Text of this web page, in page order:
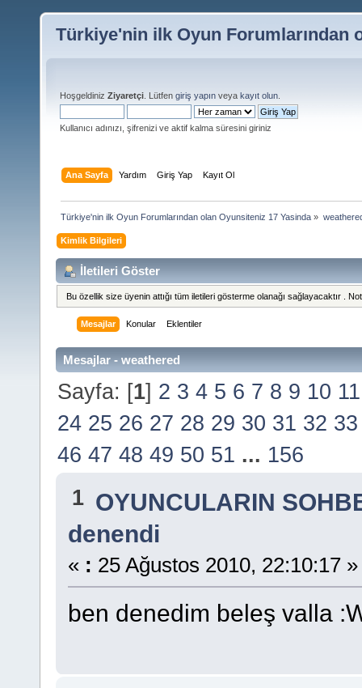
Türkiye'nin ilk Oyun Forumlarından
Hoşgeldiniz Ziyaretçi . Lütfen giriş yapın veya kayıt olun
Kullanıcı adınızı, şifrenizi ve aktif kalma süresini giriniz
Ana Sayfa Yardım Giriş Yap Kayıt Ol
Türkiye'nin ilk Oyun Forumlarından olan Oyunsiteniz 17 Yasinda »
Kimlik Bilgileri
İletileri Göster
Bu özellik size üyenin attığı tüm iletileri gösterme olanağı sağlayacaktır .
Mesajlar Konular Eklentiler
Mesajlar - weathered
Sayfa: [1] 2 3 4 5 6 7 8 9 10 11
24 25 26 27 28 29 30 31 32 33
46 47 48 49 50 51 ... 156
1 OYUNCULARIN
denendi
« : 25 Ağustos 2010, 22:10:17 »
ben denedim beleş valla